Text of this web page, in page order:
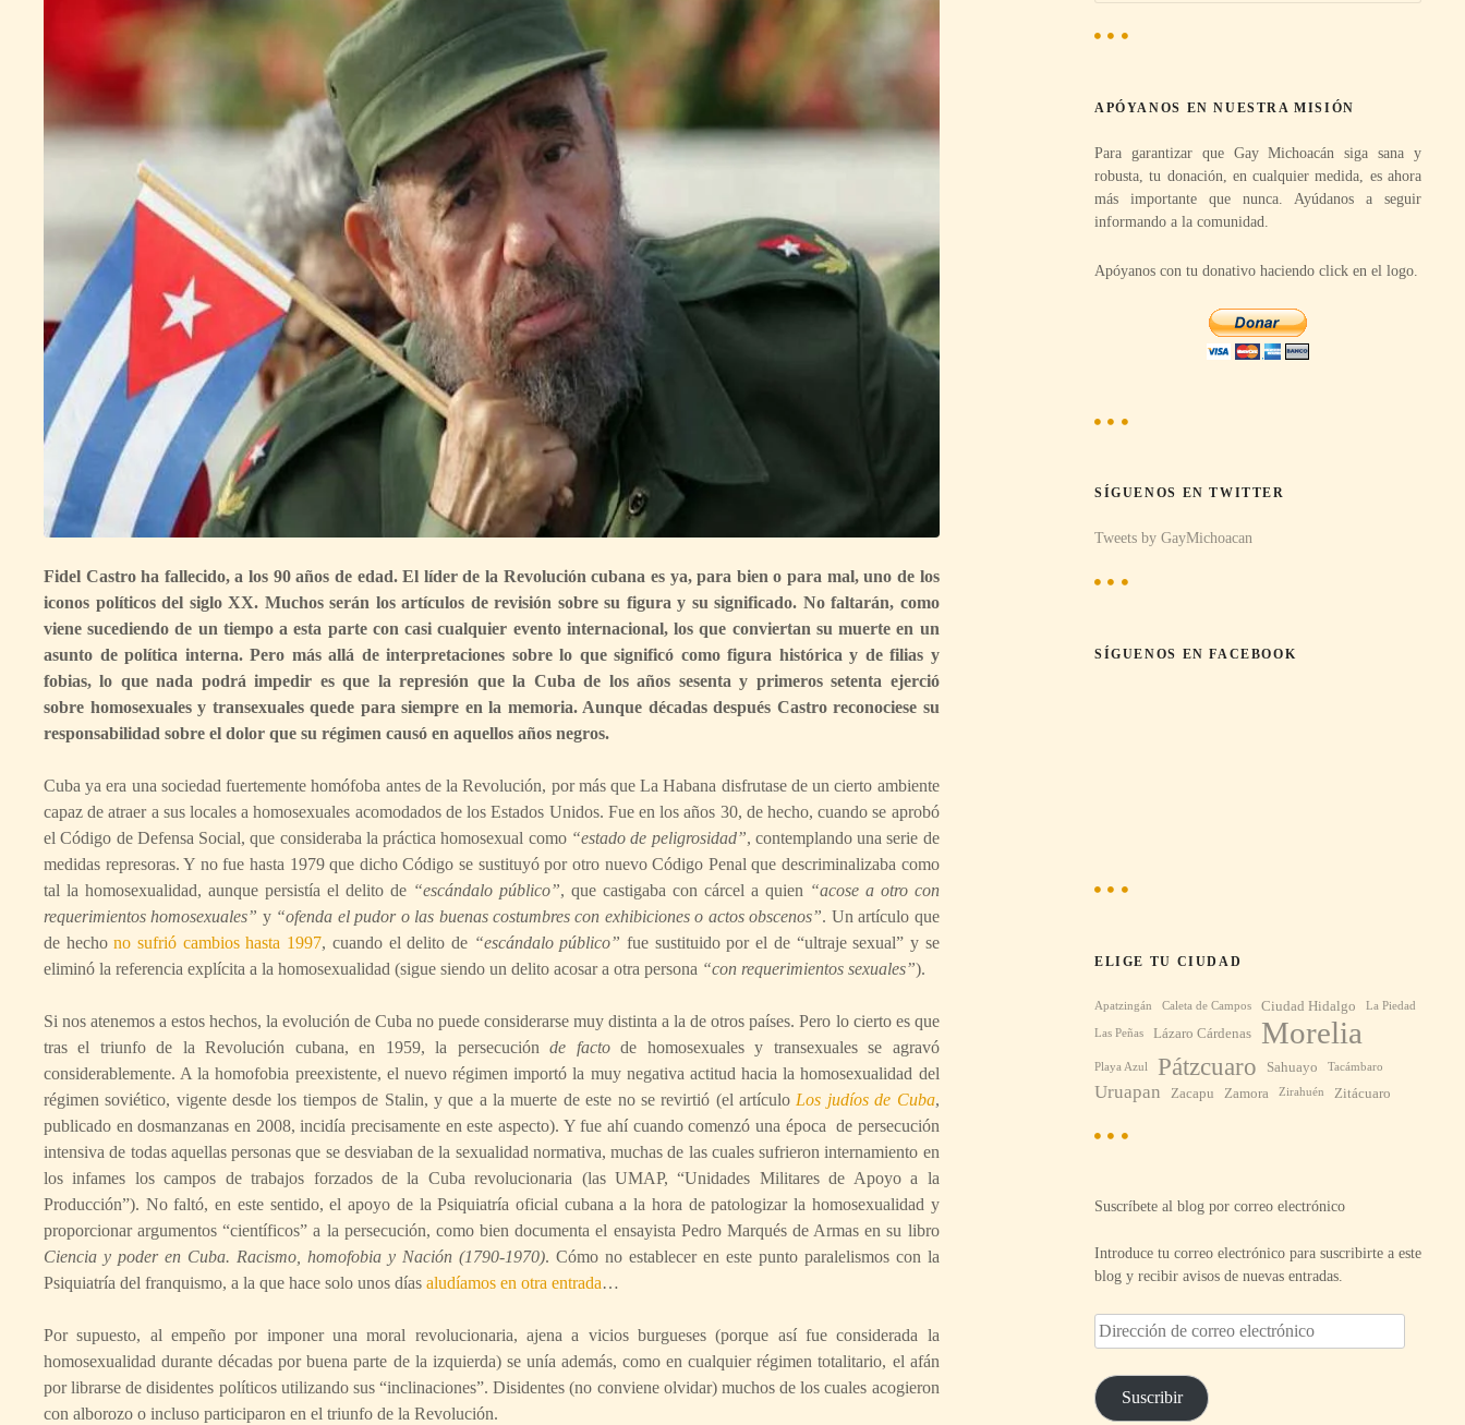
Fidel Castro ha fallecido, a los 90 años de edad. El líder de la Revolución cubana es ya, para bien o para mal, uno de los
iconos políticos del siglo XX. Muchos serán los artículos de revisión sobre su figura y su significado. No faltarán, como
viene sucediendo de un tiempo a esta parte con casi cualquier evento internacional, los que conviertan su muerte en un
asunto de política interna. Pero más allá de interpretaciones sobre lo que significó como figura histórica y de filias y
fobias, lo que nada podrá impedir es que la represión que la Cuba de los años sesenta y primeros setenta ejerció
sobre homosexuales y transexuales quede para siempre en la memoria. Aunque décadas después Castro reconociese su
responsabilidad sobre el dolor que su régimen causó en aquellos años negros.
Cuba ya era una sociedad fuertemente homófoba antes de la Revolución, por más que La Habana disfrutase de un cierto ambiente
capaz de atraer a sus locales a homosexuales acomodados de los Estados Unidos. Fue en los años 30, de hecho, cuando se aprobó
el Código de Defensa Social, que consideraba la práctica homosexual como “estado de peligrosidad”, contemplando una serie de
medidas represoras. Y no fue hasta 1979 que dicho Código se sustituyó por otro nuevo Código Penal que descriminalizaba como
tal la homosexualidad, aunque persistía el delito de “escándalo público”, que castigaba con cárcel a quien “acose a otro con
requerimientos homosexuales” y “ofenda el pudor o las buenas costumbres con exhibiciones o actos obscenos”. Un artículo que
de hechono sufrió cambios hasta 1997, cuando el delito de “escándalo público” fue sustituido por el de “ultraje sexual” y se
eliminó la referencia explícita a la homosexualidad (sigue siendo un delito acosar a otra persona “con requerimientos sexuales”).
Si nos atenemos a estos hechos, la evolución de Cuba no puede considerarse muy distinta a la de otros países. Pero lo cierto es que
tras el triunfo de la Revolución cubana, en 1959, la persecuciónde factode homosexuales y transexuales se agravó
considerablemente. A la homofobia preexistente, el nuevo régimen importó la muy negativa actitud hacia la homosexualidad del
régimen soviético, vigente desde los tiempos de Stalin, y que a la muerte de este no se revirtió (el artículo Los judíos de Cuba,
publicado en dosmanzanas en 2008, incidía precisamente en este aspecto). Y fue ahí cuando comenzó una época de persecución
intensiva de todas aquellas personas que se desviaban de la sexualidad normativa, muchas de las cuales sufrieron internamiento en
los infames los campos de trabajos forzados de la Cuba revolucionaria (las UMAP, “Unidades Militares de Apoyo a la
Producción”). No faltó, en este sentido, el apoyo de la Psiquiatría oficial cubana a la hora de patologizar la homosexualidad y
proporcionar argumentos “científicos” a la persecución, como bien documenta el ensayista Pedro Marqués de Armas en su libro
Ciencia y poder en Cuba. Racismo, homofobia y Nación (1790-1970). Cómo no establecer en este punto paralelismos con la
Psiquiatría del franquismo, a la que hace solo unos días aludíamos en otra entrada…
Por supuesto, al empeño por imponer una moral revolucionaria, ajena a vicios burgueses (porque así fue considerada la
homosexualidad durante décadas por buena parte de la izquierda) se unía además, como en cualquier régimen totalitario, el afán
por librarse de disidentes políticos utilizando sus “inclinaciones”. Disidentes (no conviene olvidar) muchos de los cuales acogieron
con alborozo o incluso participaron en el triunfo de la Revolución.
c
:APÓYANOS EN NUESTRA MISIÓN
Para garantizar que Gay Michoacán siga sana y
robusta, tu donación, en cualquier medida, es ahora
más importante que nunca. Ayúdanos a seguir
informando a la comunidad.
Apóyanos con tu donativo haciendo click en el logo.
SÍGUENOS EN TWITTER
Tweets by GayMichoacan
SÍGUENOS EN FACEBOOK
ELIGE TU CIUDAD
Apatzingán Caleta de Campos Ciudad Hidalgo La Piedad
Las Peñas Lázaro Cárdenas Morelia
Playa Azul Pátzcuaro Sahuayo Tacámbaro
Uruapan Zacapu Zamora Zirahuén Zitácuaro
Suscríbete al blog por correo electrónico
Introduce tu correo electrónico para suscribirte a este
blog y recibir avisos de nuevas entradas.
D
i
e
c
Suscribir